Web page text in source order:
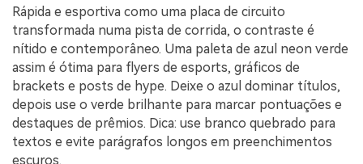
Rápida e esportiva como uma placa de circuito
transformada numa pista de corrida, o contraste é
nítido e contemporâneo. Uma paleta de azul neon verde
assim é ótima para flyers de esports, gráficos de
brackets e posts de hype. Deixe o azul dominar títulos,
depois use o verde brilhante para marcar pontuações e
destaques de prêmios. Dica: use branco quebrado para
textos e evite parágrafos longos em preenchimentos
escuros.